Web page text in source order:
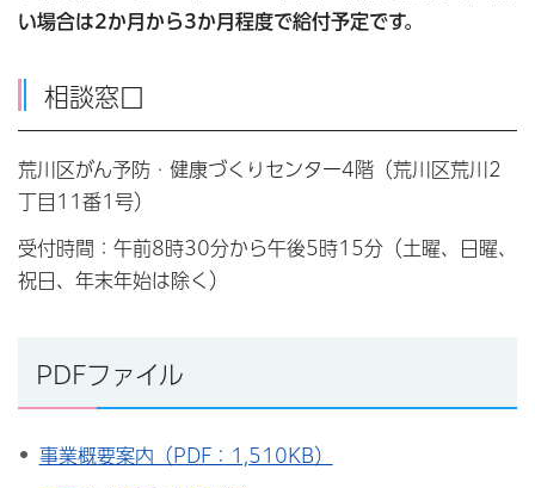
い場合は2か月から3か月程度で給付予定です。
相談窓口
荒川区がん予防・健康づくりセンター4階（荒川区荒川2
丁目11番1号）
受付時間：午前8時30分から午後5時15分（⼟曜、⽇曜、
祝⽇、年末年始は除く）
PDFファイル
事業概要案内（PDF：1,510KB）